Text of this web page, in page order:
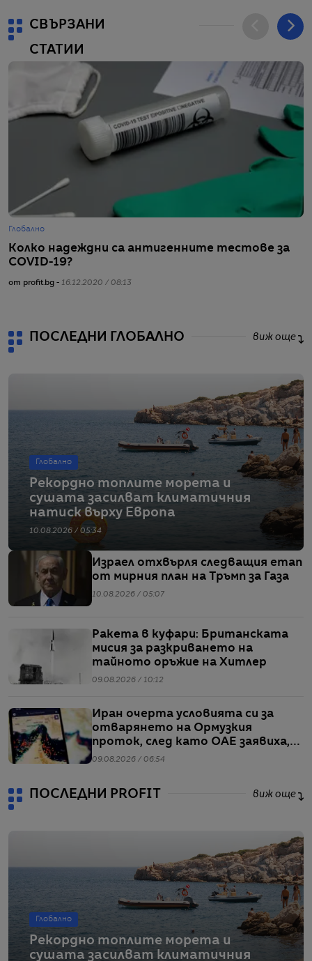
СВЪРЗАНИ
СТАТИИ
Глобално
Колко надеждни са антигенните тестове за
COVID-19?
от profit.bg - 16.12.2020 / 08:13
ПОСЛЕДНИ ГЛОБАЛНО виж още
Глобално
Рекордно топлите морета и
сушата засилват климатичния
натиск върху Европа
10.08.2026 / 05:34
Израел отхвърля следващия етап
от мирния план на Тръмп за Газа
10.08.2026 / 05:07
Ракета в куфари: Британската
мисия за разкриването на
тайното оръжие на Хитлер
09.08.2026 / 10:12
Иран очерта условията си за
отварянето на Ормузкия
проток, след като ОАЕ заявиха,
че един от корабите им е бил
09.08.2026 / 06:54
ПОСЛЕДНИ PROFIT виж още
Глобално
Рекордно топлите морета и
сушата засилват климатичния